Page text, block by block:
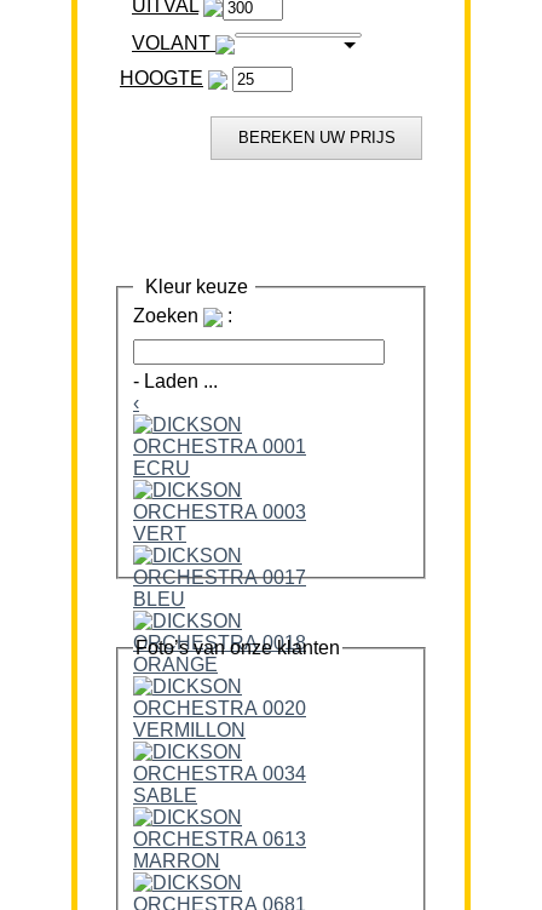
VOLANT
HOOGTE
Kleur keuze
Zoeken
:
- Laden ...
‹
Foto’s van onze klanten